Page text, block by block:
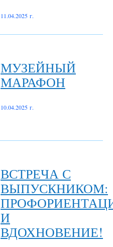
11.04.2025 г.
МУЗЕЙНЫЙ
МАРАФОН
10.04.2025 г.
ВСТРЕЧА С
ВЫПУСКНИКОМ:
И
ВДОХНОВЕНИЕ!